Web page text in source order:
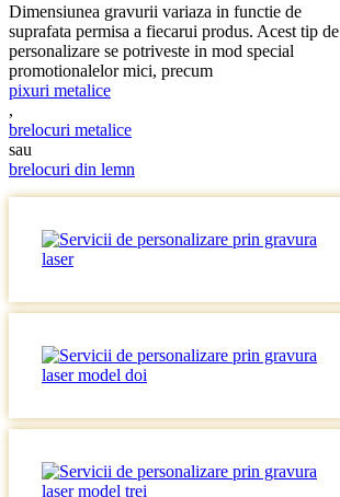
Dimensiunea gravurii variaza in functie de
suprafata permisa a fiecarui produs. Acest tip de
personalizare se potriveste in mod special
promotionalelor mici, precum
pixuri metalice
,
brelocuri metalice
sau
brelocuri din lemn